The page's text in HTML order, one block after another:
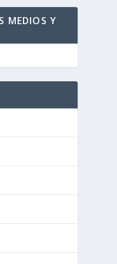
MEDIOS Y